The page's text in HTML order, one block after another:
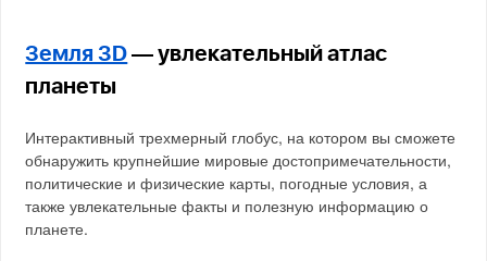
Земля 3D — увлекательный атлас
планеты
Интерактивный трехмерный глобус, на котором вы сможете
обнаружить крупнейшие мировые достопримечательности,
политические и физические карты, погодные условия, а
также увлекательные факты и полезную информацию о
планете.